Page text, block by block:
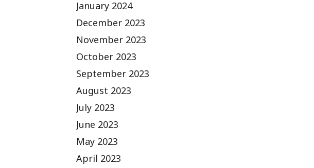
January 2024
December 2023
November 2023
October 2023
September 2023
August 2023
July 2023
June 2023
May 2023
April 2023